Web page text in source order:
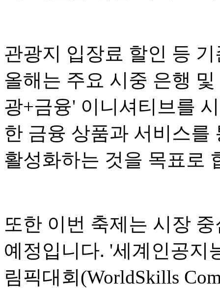
관광지 입장료 할인 등
올해는 주요 시중 은행
광+금융' 이니셔티브를
한 금융 상품과 서비스를
활성화하는 것을 목표로
또한 이번 축제는 시장
예정입니다. '세계인공지
림픽대회(WorldSkills